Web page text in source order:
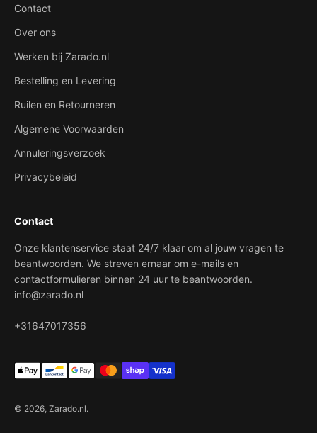
Contact
Over ons
Werken bij Zarado.nl
Bestelling en Levering
Ruilen en Retourneren
Algemene Voorwaarden
Annuleringsverzoek
Privacybeleid
Contact
Onze klantenservice staat 24/7 klaar om al jouw vragen te
beantwoorden. We streven ernaar om e-mails en
contactformulieren binnen 24 uur te beantwoorden.
info@zarado.nl
+31647017356
© 2026, Zarado.nl.